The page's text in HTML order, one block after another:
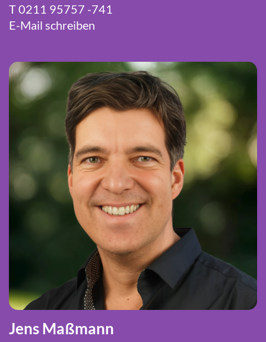
T0211 95757 -741
E-Mail schreiben
Jens Maßmann